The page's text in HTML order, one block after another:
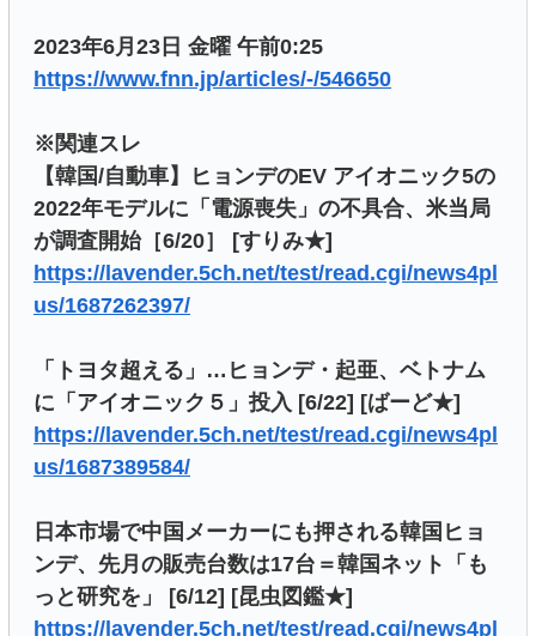
2023年6月23日 金曜 午前0:25
https://www.fnn.jp/articles/-/546650
※関連スレ
【韓国/自動車】ヒョンデのEV アイオニック5の
2022年モデルに「電源喪失」の不具合、米当局
が調査開始［6/20］ [すりみ★]
https://lavender.5ch.net/test/read.cgi/news4pl
us/1687262397/
「トヨタ超える」…ヒョンデ・起亜、ベトナム
に「アイオニック５」投入 [6/22] [ばーど★]
https://lavender.5ch.net/test/read.cgi/news4pl
us/1687389584/
日本市場で中国メーカーにも押される韓国ヒョ
ンデ、先月の販売台数は17台＝韓国ネット「も
っと研究を」 [6/12] [昆虫図鑑★]
https://lavender.5ch.net/test/read.cgi/news4pl